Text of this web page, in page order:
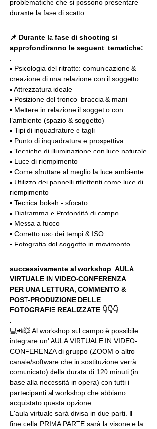
problematiche che si possono presentare
durante la fase di scatto.
📌 Durante la fase di shooting si
approfondiranno le seguenti tematiche:
.
▪️ Psicologia del ritratto: comunicazione &
creazione di una relazione con il soggetto
▪️ Attrezzatura ideale
▪️ Posizione del tronco, braccia & mani
▪️ Mettere in relazione il soggetto con
l’ambiente (spazio & soggetto)
▪️ Tipi di inquadrature e tagli
▪️ Punto di inquadratura e prospettiva
▪️ Tecniche di illuminazione con luce naturale
▪️ Luce di riempimento
▪️ Come sfruttare al meglio la luce ambiente
▪️ Utilizzo dei pannelli riflettenti come luce di
riempimento
▪️ Tecnica bokeh - sfocato
▪️ Diaframma e Profondità di campo
▪️ Messa a fuoco
▪️ Corretto uso dei tempi & ISO
▪️ Fotografia del soggetto in movimento
successivamente al workshop  AULA
VIRTUALE IN VIDEO-CONFERENZA
PER UNA LETTURA, COMMENTO &
POST-PRODUZIONE DELLE
FOTOGRAFIE REALIZZATE 👇👇👇
.
💻📲💥 Al workshop sul campo è possibile
integrare un' AULA VIRTUALE IN VIDEO-
CONFERENZA di gruppo (ZOOM o altro
canale/software che in sostituzione verrà
comunicato) della durata di 120 minuti (in
base alla necessità in opera) con tutti i
partecipanti al workshop che abbiano
acquistato questa opzione.
L'aula virtuale sarà divisa in due parti. Il
fine della PRIMA PARTE sarà la visone e la